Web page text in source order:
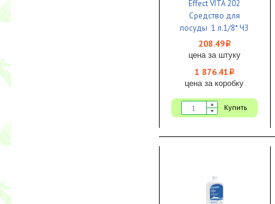
Effect VITA 202
Средство для
посуды 1 л.1/8* ЧЗ
208.49i
цена за штуку
1 876.41 i
цена за коробку
Купить